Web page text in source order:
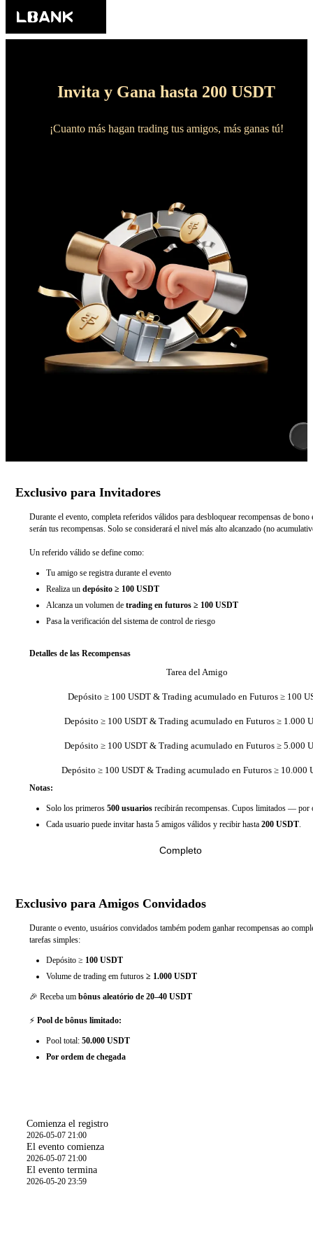
Invita y Gana hasta 200 USDT
¡Cuanto más hagan trading tus amigos, más ganas tú!
Exclusivo para Invitadores
Durante el evento, completa referidos válidos para desbloquear recompensas de
serán tus recompensas. Solo se considerará el nivel más alto alcanzado (no
Un referido válido se define como:
Tu amigo se registra durante el evento
Realiza un depósito ≥ 100 USDT
Alcanza un volumen de trading en futuros ≥ 100 USDT
Pasa la verificación del sistema de control de riesgo
Detalles de las Recompensas
Tarea del Amigo
Depósito ≥ 100 USDT & Trading acumulado en Futuros ≥ 100
Depósito ≥ 100 USDT & Trading acumulado en Futuros ≥ 1.000
Depósito ≥ 100 USDT & Trading acumulado en Futuros ≥ 5.000
Depósito ≥ 100 USDT & Trading acumulado en Futuros ≥ 10.000
Notas:
Solo los primeros 500 usuarios recibirán recompensas. Cupos limitados — por
Cada usuario puede invitar hasta 5 amigos válidos y recibir hasta 200 USDT.
Completo
Exclusivo para Amigos Convidados
Durante o evento, usuários convidados também podem ganhar recompensas ao
tarefas simples:
Depósito ≥ 100 USDT
Volume de trading em futuros ≥ 1.000 USDT
🎉 Receba um bônus aleatório de 20–40 USDT
⚡ Pool de bônus limitado:
Pool total: 50.000 USDT
Por ordem de chegada
Comienza el registro
2026-05-07 21:00
El evento comienza
2026-05-07 21:00
El evento termina
2026-05-20 23:59